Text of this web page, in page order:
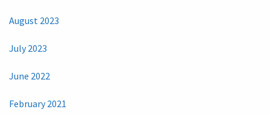
August 2023
July 2023
June 2022
February 2021